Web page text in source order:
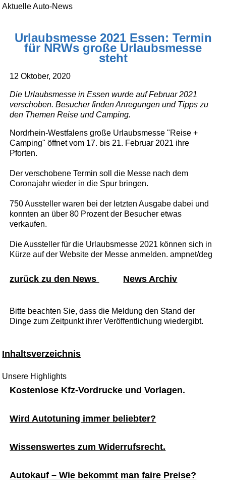
Aktuelle Auto-News
Urlaubsmesse 2021 Essen: Termin
für NRWs große Urlaubsmesse
steht
12 Oktober, 2020
Die Urlaubsmesse in Essen wurde auf Februar 2021
verschoben. Besucher finden Anregungen und Tipps zu
den Themen Reise und Camping.
Nordrhein-Westfalens große Urlaubsmesse "Reise +
Camping" öffnet vom 17. bis 21. Februar 2021 ihre
Pforten.
Der verschobene Termin soll die Messe nach dem
Coronajahr wieder in die Spur bringen.
750 Aussteller waren bei der letzten Ausgabe dabei und
konnten an über 80 Prozent der Besucher etwas
verkaufen.
Die Aussteller für die Urlaubsmesse 2021 können sich in
Kürze auf der Website der Messe anmelden. ampnet/deg
zurück zu den News News Archiv
Bitte beachten Sie, dass die Meldung den Stand der
Dinge zum Zeitpunkt ihrer Veröffentlichung wiedergibt.
Inhaltsverzeichnis
Unsere Highlights
Kostenlose Kfz-Vordrucke und Vorlagen.
Wird Autotuning immer beliebter?
Wissenswertes zum Widerrufsrecht.
Autokauf – Wie bekommt man faire Preise?